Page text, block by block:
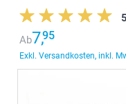
Ab7,95
Exkl. Versandkosten, inkl.